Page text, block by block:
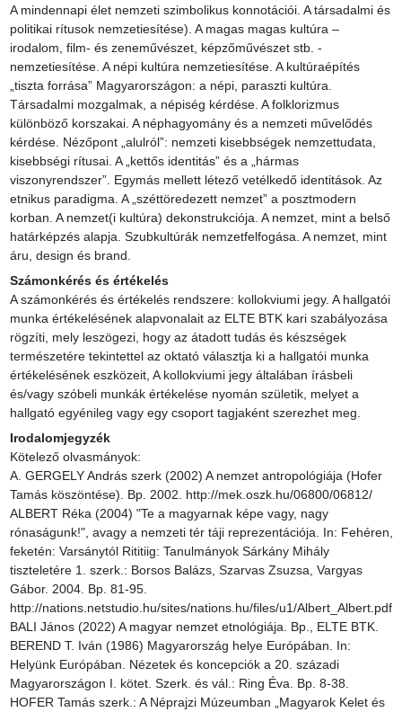
A mindennapi élet nemzeti szimbolikus konnotációi. A társadalmi és
politikai rítusok nemzetiesítése). A magas magas kultúra –
irodalom, film- és zeneművészet, képzőművészet stb. -
nemzetiesítése. A népi kultúra nemzetiesítése. A kultúraépítés
„tiszta forrása” Magyarországon: a népi, paraszti kultúra.
Társadalmi mozgalmak, a népiség kérdése. A folklorizmus
különböző korszakai. A néphagyomány és a nemzeti művelődés
kérdése. Nézőpont „alulról”: nemzeti kisebbségek nemzettudata,
kisebbségi rítusai. A „kettős identitás” és a „hármas
viszonyrendszer”. Egymás mellett létező vetélkedő identitások. Az
etnikus paradigma. A „széttöredezett nemzet” a posztmodern
korban. A nemzet(i kultúra) dekonstrukciója. A nemzet, mint a belső
határképzés alapja. Szubkultúrák nemzetfelfogása. A nemzet, mint
áru, design és brand.
Számonkérés és értékelés
A számonkérés és értékelés rendszere: kollokviumi jegy. A hallgatói
munka értékelésének alapvonalait az ELTE BTK kari szabályozása
rögzíti, mely leszögezi, hogy az átadott tudás és készségek
természetére tekintettel az oktató választja ki a hallgatói munka
értékelésének eszközeit, A kollokviumi jegy általában írásbeli
és/vagy szóbeli munkák értékelése nyomán születik, melyet a
hallgató egyénileg vagy egy csoport tagjaként szerezhet meg.
Irodalomjegyzék
Kötelező olvasmányok:
A. GERGELY András szerk (2002) A nemzet antropológiája (Hofer
Tamás köszöntése). Bp. 2002. http://mek.oszk.hu/06800/06812/
ALBERT Réka (2004) "Te a magyarnak képe vagy, nagy
rónaságunk!", avagy a nemzeti tér táji reprezentációja. In: Fehéren,
feketén: Varsánytól Rititiig: Tanulmányok Sárkány Mihály
tiszteletére 1. szerk.: Borsos Balázs, Szarvas Zsuzsa, Vargyas
Gábor. 2004. Bp. 81-95.
http://nations.netstudio.hu/sites/nations.hu/files/u1/Albert_Albert.pdf
BALI János (2022) A magyar nemzet etnológiája. Bp., ELTE BTK.
BEREND T. Iván (1986) Magyarország helye Európában. In:
Helyünk Európában. Nézetek és koncepciók a 20. századi
Magyarországon I. kötet. Szerk. és vál.: Ring Éva. Bp. 8-38.
HOFER Tamás szerk.: A Néprajzi Múzeumban „Magyarok Kelet és